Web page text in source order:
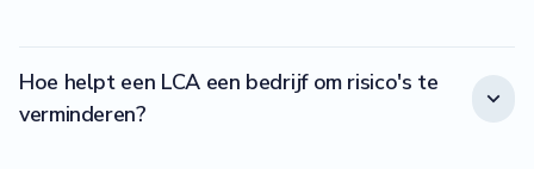
Hoe helpt een LCA een bedrijf om risico's te
verminderen?